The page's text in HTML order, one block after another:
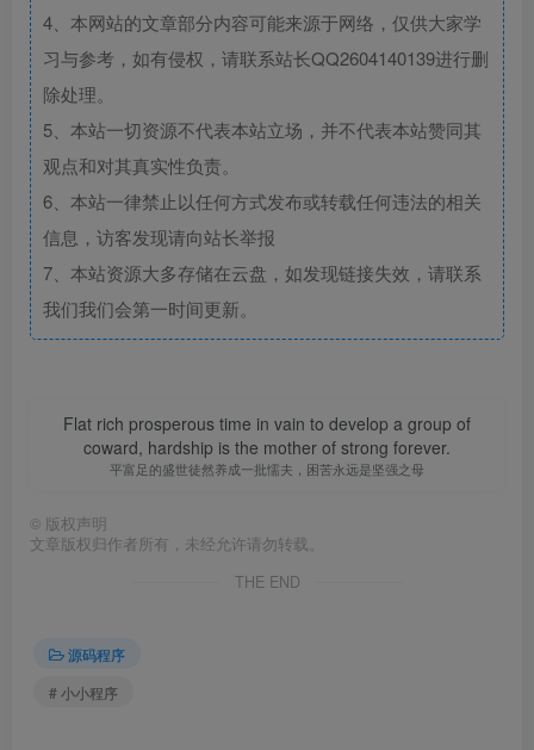
4、本网站的文章部分内容可能来源于网络，仅供大家学
习与参考，如有侵权，请联系站长QQ2604140139进行删
除处理。
5、本站一切资源不代表本站立场，并不代表本站赞同其
观点和对其真实性负责。
6、本站一律禁止以任何方式发布或转载任何违法的相关
信息，访客发现请向站长举报
7、本站资源大多存储在云盘，如发现链接失效，请联系
我们我们会第一时间更新。
Flat rich prosperous time in vain to develop a group of
coward, hardship is the mother of strong forever.
平富足的盛世徒然养成一批懦夫，困苦永远是坚强之母
© 版权声明
文章版权归作者所有，未经允许请勿转载。
THE END
源码程序
# 小小程序